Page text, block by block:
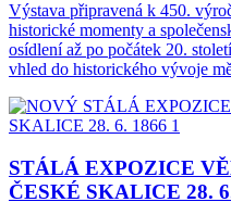
Výstava připravená k 450.
historické momenty a
osídlení až po počátek 20.
vhled do historického vývoje
STÁLÁ EXPOZICE
ČESKÉ SKALICE 28.